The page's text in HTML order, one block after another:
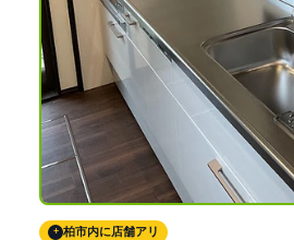
+ 柏市内に店舗アリ